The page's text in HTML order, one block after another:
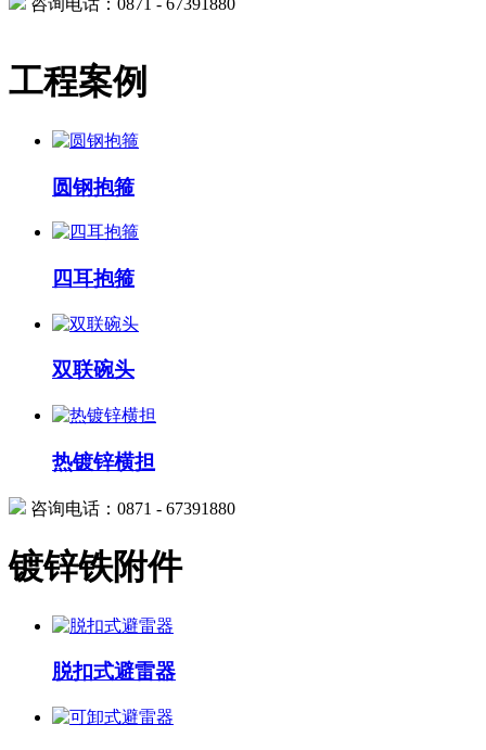
咨询电话：0871 - 67391880
工程案例
圆钢抱箍
四耳抱箍
双联碗头
热镀锌横担
咨询电话：0871 - 67391880
镀锌铁附件
脱扣式避雷器